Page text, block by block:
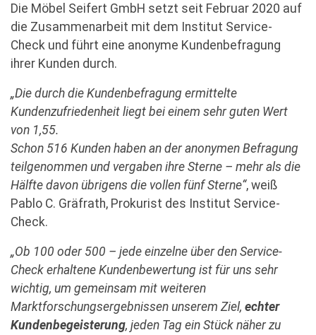
Die Möbel Seifert GmbH setzt seit Februar 2020 auf
die Zusammenarbeit mit dem Institut Service-
Check und führt eine anonyme Kundenbefragung
ihrer Kunden durch.
„Die durch die Kundenbefragung ermittelte
Kundenzufriedenheit liegt bei einem sehr guten Wert
von 1,55.
Schon 516 Kunden haben an der anonymen Befragung
teilgenommen und vergaben ihre Sterne – mehr als die
Hälfte davon übrigens die vollen fünf Sterne“, weiß
Pablo C. Gräfrath, Prokurist des Institut Service-
Check.
„Ob 100 oder 500 – jede einzelne über den Service-
Check erhaltene Kundenbewertung ist für uns sehr
wichtig, um gemeinsam mit weiteren
Marktforschungsergebnissen unserem Ziel, echter
Kundenbegeisterung, jeden Tag ein Stück näher zu